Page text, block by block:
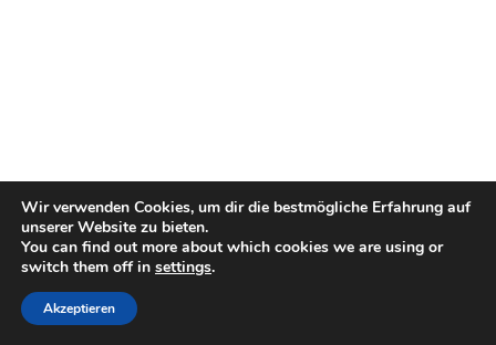
Wir verwenden Cookies, um dir die bestmögliche Erfahrung auf
unserer Website zu bieten.
You can find out more about which cookies we are using or
switch them off in settings.
Akzeptieren